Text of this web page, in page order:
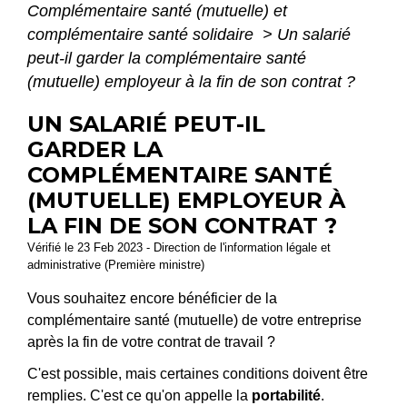
Complémentaire santé (mutuelle) et
complémentaire santé solidaire > Un salarié
peut-il garder la complémentaire santé
(mutuelle) employeur à la fin de son contrat ?
UN SALARIÉ PEUT-IL
GARDER LA
COMPLÉMENTAIRE SANTÉ
(MUTUELLE) EMPLOYEUR À
LA FIN DE SON CONTRAT ?
Vérifié le 23 Feb 2023 - Direction de l'information légale et
administrative (Première ministre)
Vous souhaitez encore bénéficier de la
complémentaire santé (mutuelle) de votre entreprise
après la fin de votre contrat de travail ?
C'est possible, mais certaines conditions doivent être
remplies. C'est ce qu'on appelle la portabilité.